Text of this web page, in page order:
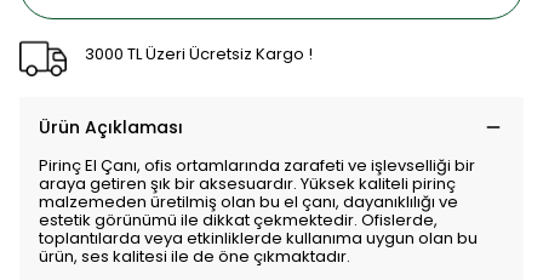
3000 TL Üzeri Ücretsiz Kargo !
Ürün Açıklaması
Pirinç El Çanı, ofis ortamlarında zarafeti ve işlevselliği bir
araya getiren şık bir aksesuardır. Yüksek kaliteli pirinç
malzemeden üretilmiş olan bu el çanı, dayanıklılığı ve
estetik görünümü ile dikkat çekmektedir. Ofislerde,
toplantılarda veya etkinliklerde kullanıma uygun olan bu
ürün, ses kalitesi ile de öne çıkmaktadır.